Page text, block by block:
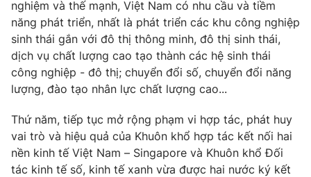
nghiệm và thế mạnh, Việt Nam có nhu cầu và tiềm
năng phát triển, nhất là phát triển các khu công nghiệp
sinh thái gắn với đô thị thông minh, đô thị sinh thái,
dịch vụ chất lượng cao tạo thành các hệ sinh thái
công nghiệp - đô thị; chuyển đổi số, chuyển đổi năng
lượng, đào tạo nhân lực chất lượng cao...
Thứ năm, tiếp tục mở rộng phạm vi hợp tác, phát huy
vai trò và hiệu quả của Khuôn khổ hợp tác kết nối hai
nền kinh tế Việt Nam – Singapore và Khuôn khổ Đối
tác kinh tế số, kinh tế xanh vừa được hai nước ký kết